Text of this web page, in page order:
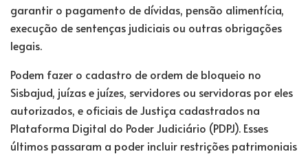
garantir o pagamento de dívidas, pensão alimentícia,
execução de sentenças judiciais ou outras obrigações
legais.
Podem fazer o cadastro de ordem de bloqueio no
Sisbajud, juízas e juízes, servidores ou servidoras por eles
autorizados, e oficiais de Justiça cadastrados na
Plataforma Digital do Poder Judiciário (PDPJ). Esses
últimos passaram a poder incluir restrições patrimoniais